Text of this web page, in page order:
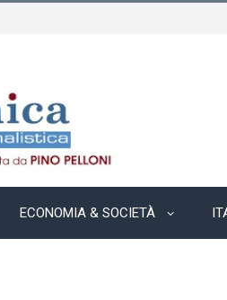
ECONOMIA & SOCIETÀ